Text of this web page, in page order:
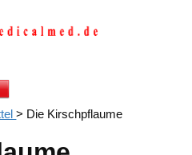
> Die Kirschpflaume